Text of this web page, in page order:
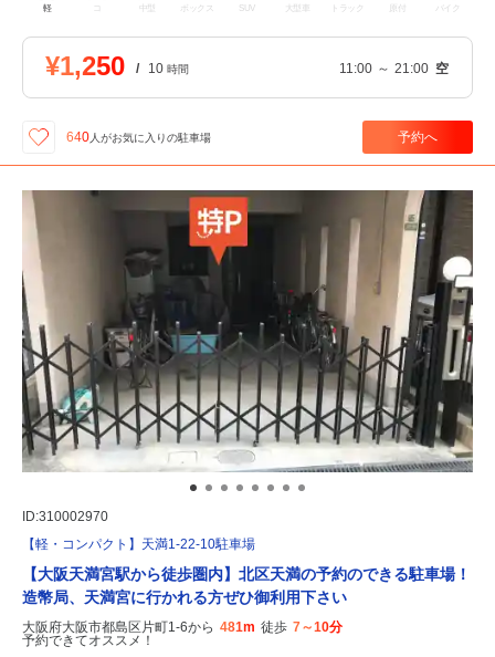
軽 中型 ボックス SUV 大型車 トラック 原付 バイク
¥1,250 / 10 時間 11:00 ～ 21:00 空
640 人がお気に入りの駐車場 予約へ
ID:310002970
【軽・コンパクト】天満1-22-10駐車場
【大阪天満宮駅から徒歩圏内】北区天満の予約のできる駐車場！
造幣局、天満宮に行かれる方ぜひ御利用下さい
大阪府大阪市都島区片町1-6から 481m 徒歩 7～10分
予約できてオススメ！